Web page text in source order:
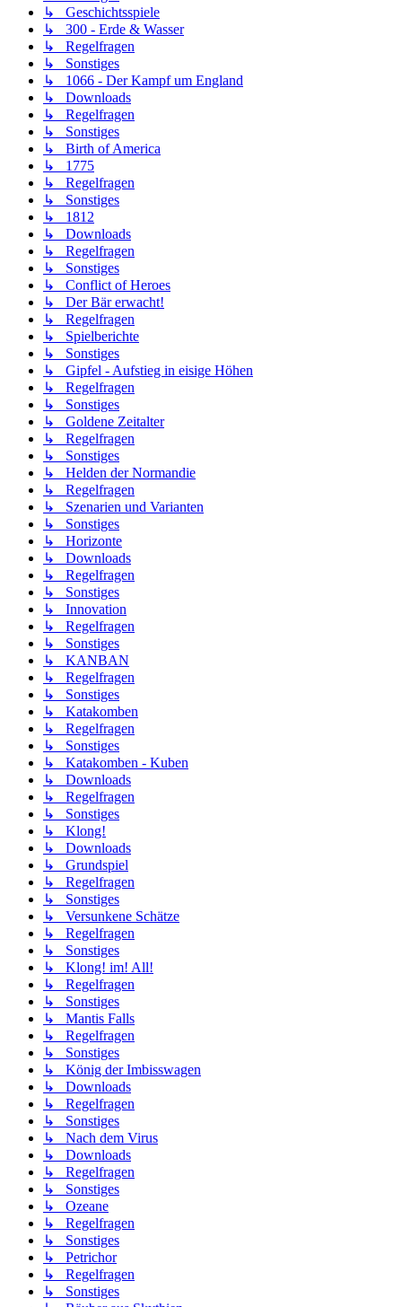
↳ Geschichtsspiele
↳ 300 - Erde & Wasser
↳ Regelfragen
↳ Sonstiges
↳ 1066 - Der Kampf um England
↳ Downloads
↳ Regelfragen
↳ Sonstiges
↳ Birth of America
↳ 1775
↳ Regelfragen
↳ Sonstiges
↳ 1812
↳ Downloads
↳ Regelfragen
↳ Sonstiges
↳ Conflict of Heroes
↳ Der Bär erwacht!
↳ Regelfragen
↳ Spielberichte
↳ Sonstiges
↳ Gipfel - Aufstieg in eisige Höhen
↳ Regelfragen
↳ Sonstiges
↳ Goldene Zeitalter
↳ Regelfragen
↳ Sonstiges
↳ Helden der Normandie
↳ Regelfragen
↳ Szenarien und Varianten
↳ Sonstiges
↳ Horizonte
↳ Downloads
↳ Regelfragen
↳ Sonstiges
↳ Innovation
↳ Regelfragen
↳ Sonstiges
↳ KANBAN
↳ Regelfragen
↳ Sonstiges
↳ Katakomben
↳ Regelfragen
↳ Sonstiges
↳ Katakomben - Kuben
↳ Downloads
↳ Regelfragen
↳ Sonstiges
↳ Klong!
↳ Downloads
↳ Grundspiel
↳ Regelfragen
↳ Sonstiges
↳ Versunkene Schätze
↳ Regelfragen
↳ Sonstiges
↳ Klong! im! All!
↳ Regelfragen
↳ Sonstiges
↳ Mantis Falls
↳ Regelfragen
↳ Sonstiges
↳ König der Imbisswagen
↳ Downloads
↳ Regelfragen
↳ Sonstiges
↳ Nach dem Virus
↳ Downloads
↳ Regelfragen
↳ Sonstiges
↳ Ozeane
↳ Regelfragen
↳ Sonstiges
↳ Petrichor
↳ Regelfragen
↳ Sonstiges